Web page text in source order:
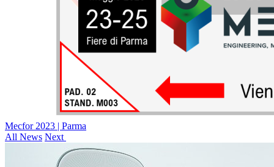
Mecfor 2023 | Parma
All News Next